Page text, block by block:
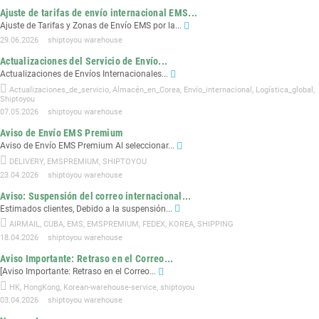
Ajuste de tarifas de envío internacional EMS...
Ajuste de Tarifas y Zonas de Envío EMS por la...
29.06.2026 shiptoyou warehouse
Actualizaciones del Servicio de Envío...
Actualizaciones de Envíos Internacionales...
Actualizaciones_de_servicio Almacén_en_Corea Envío_internacional Logística_global
Shiptoyou
07.05.2026
shiptoyou warehouse
Aviso de Envío EMS Premium
Aviso de Envío EMS Premium Al seleccionar...
DELIVERY, EMSPREMIUM, SHIPTOYOU
23.04.2026
shiptoyou warehouse
Aviso: Suspensión del correo internacional...
Estimados clientes, Debido a la suspensión...
AIRMAIL, CUBA, EMS, EMSPREMIUM , FEDEX, KOREA, SHIPPING
18.04.2026
shiptoyou warehouse
Aviso Importante: Retraso en el Correo...
[Aviso Importante: Retraso en el Correo...
HK, HongKong, Korean-warehouse-service, shiptoyou
03.04.2026
shiptoyou warehouse